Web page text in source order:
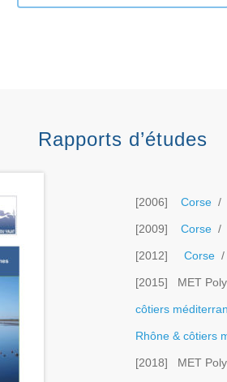
Rapports d’études
[2006] Corse/
[2009] Corse/
[2012] Corse/
[2015] MET
côtiers
Rhône & côtiers
[2018] MET